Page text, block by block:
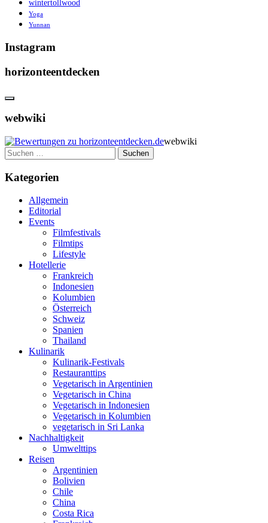
wintertollwood
Yoga
Yunnan
Instagram
horizonteentdecken
webwiki
webwiki
Suchen
nach:
Kategorien
Allgemein
Editorial
Events
Filmfestivals
Filmtips
Lifestyle
Hotellerie
Frankreich
Indonesien
Kolumbien
Österreich
Schweiz
Spanien
Thailand
Kulinarik
Kulinarik-Festivals
Restauranttips
Vegetarisch in Argentinien
Vegetarisch in China
Vegetarisch in Indonesien
Vegetarisch in Kolumbien
vegetarisch in Sri Lanka
Nachhaltigkeit
Umwelttips
Reisen
Argentinien
Bolivien
Chile
China
Costa Rica